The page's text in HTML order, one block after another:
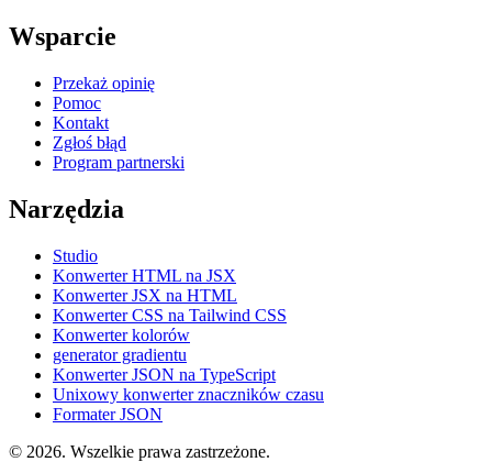
Wsparcie
Przekaż opinię
Pomoc
Kontakt
Zgłoś błąd
Program partnerski
Narzędzia
Studio
Konwerter HTML na JSX
Konwerter JSX na HTML
Konwerter CSS na Tailwind CSS
Konwerter kolorów
generator gradientu
Konwerter JSON na TypeScript
Unixowy konwerter znaczników czasu
Formater JSON
© 2026. Wszelkie prawa zastrzeżone.